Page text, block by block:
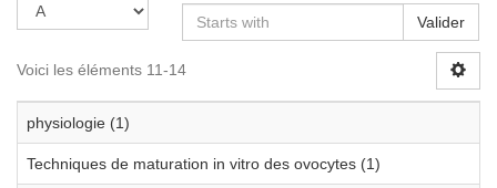
Valider
Voici les éléments 11-14
physiologie (1)
Techniques de maturation in vitro des ovocytes (1)